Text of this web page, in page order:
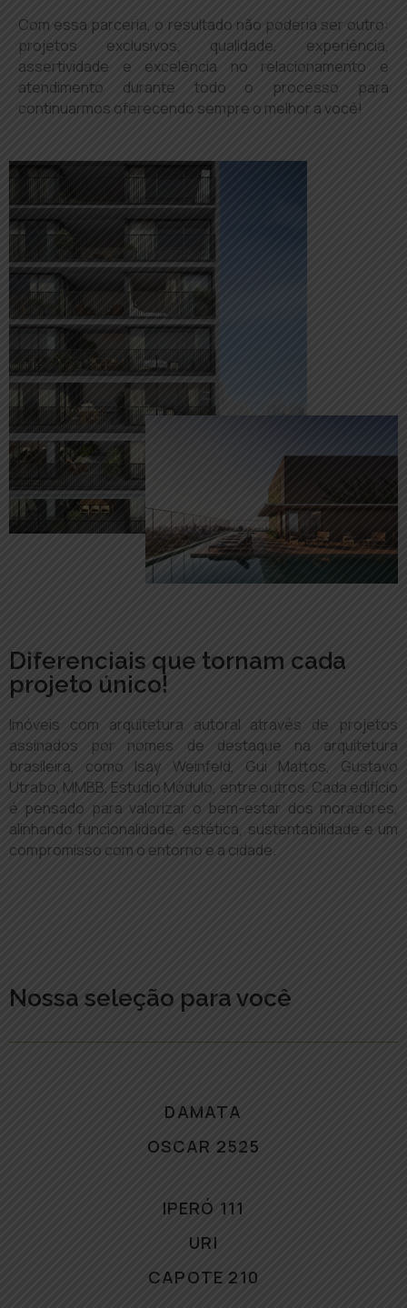
Com essa parceria, o resultado não poderia ser outro:
projetos exclusivos, qualidade, experiência,
assertividade e excelência no relacionamento e
atendimento durante todo o processo para
continuarmos oferecendo sempre o melhor a você!
Diferenciais que tornam cada
projeto único!
Imóveis com arquitetura autoral através de projetos
assinados por nomes de destaque na arquitetura
brasileira, como Isay Weinfeld, Gui Mattos, Gustavo
Utrabo, MMBB, Estudio Módulo, entre outros. Cada edifício
é pensado para valorizar o bem-estar dos moradores,
alinhando funcionalidade, estética, sustentabilidade e um
compromisso com o entorno e a cidade.
Nossa seleção para você
DAMATA
OSCAR 2525
IPERÓ 111
URI
CAPOTE 210